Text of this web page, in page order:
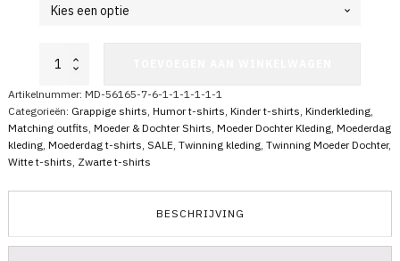
Moeder
Dochter
T-
Shirts
Thou
Shall
Not
Try
Artikelnummer: MD-56165-7-6-1-1-1-1-1-1
Categorieën: Grappige shirts, Humor t-shirts, Kinder t-shirts, Kinderkleding,
Matching outfits, Moeder & Dochter Shirts, Moeder Dochter Kleding, Moederdag
kleding, Moederdag t-shirts, SALE, Twinning kleding, Twinning Moeder Dochter,
Witte t-shirts, Zwarte t-shirts
BESCHRIJVING